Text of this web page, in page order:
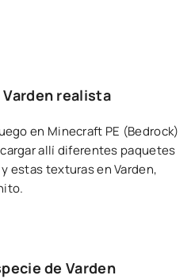
realista
en Minecraft PE (Bedrock)
allí diferentes paquetes
estas texturas en Varden,
de Varden